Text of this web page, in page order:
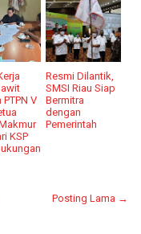
V
KSP
Resmi Dilantik,
SMSI Riau Siap
Bermitra
dengan
Pemerintah
Posting Lama →